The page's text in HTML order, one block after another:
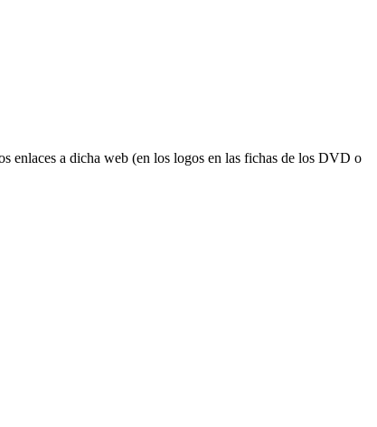
enlaces a dicha web (en los logos en las fichas de los DVD o